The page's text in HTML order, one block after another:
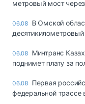
метровый мост
06.08 В Омской
06.08 Минтранс
поднимет плату за
06.08 Первая
федеральной трассе